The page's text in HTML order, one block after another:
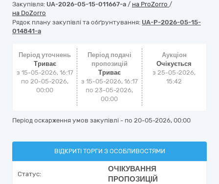
Закупівля: UA-2026-05-15-011667-a / на ProZorro /
на DoZorro
Рядок плану закупівлі та обґрунтування: UA-P-2026-05-15-
014841-a
Період уточнень
Триває
з 15-05-2026, 16:17
по 20-05-2026,
00:00
Період подачі
пропозицій
Триває
з 15-05-2026, 16:17
по 23-05-2026,
00:00
Аукціон
Очікується
з25-05-2026,
15:42
Період оскарження умов закупівлі - по 20-05-2026, 00:00
ВІДКРИТІ ТОРГИ З ОСОБЛИВОСТЯМИ
Статус:
ОЧІКУВАННЯ
ПРОПОЗИЦІЙ